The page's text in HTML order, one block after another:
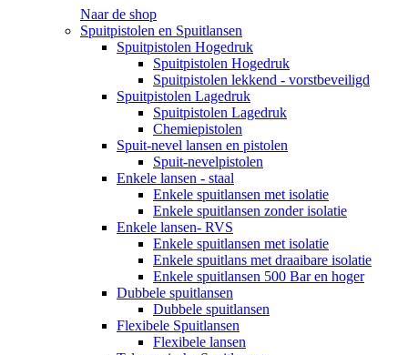
Naar de shop
Spuitpistolen en Spuitlansen
Spuitpistolen Hogedruk
Spuitpistolen Hogedruk
Spuitpistolen lekkend - vorstbeveiligd
Spuitpistolen Lagedruk
Spuitpistolen Lagedruk
Chemiepistolen
Spuit-nevel lansen en pistolen
Spuit-nevelpistolen
Enkele lansen - staal
Enkele spuitlansen met isolatie
Enkele spuitlansen zonder isolatie
Enkele lansen- RVS
Enkele spuitlansen met isolatie
Enkele spuitlans met draaibare isolatie
Enkele spuitlansen 500 Bar en hoger
Dubbele spuitlansen
Dubbele spuitlansen
Flexibele Spuitlansen
Flexibele lansen